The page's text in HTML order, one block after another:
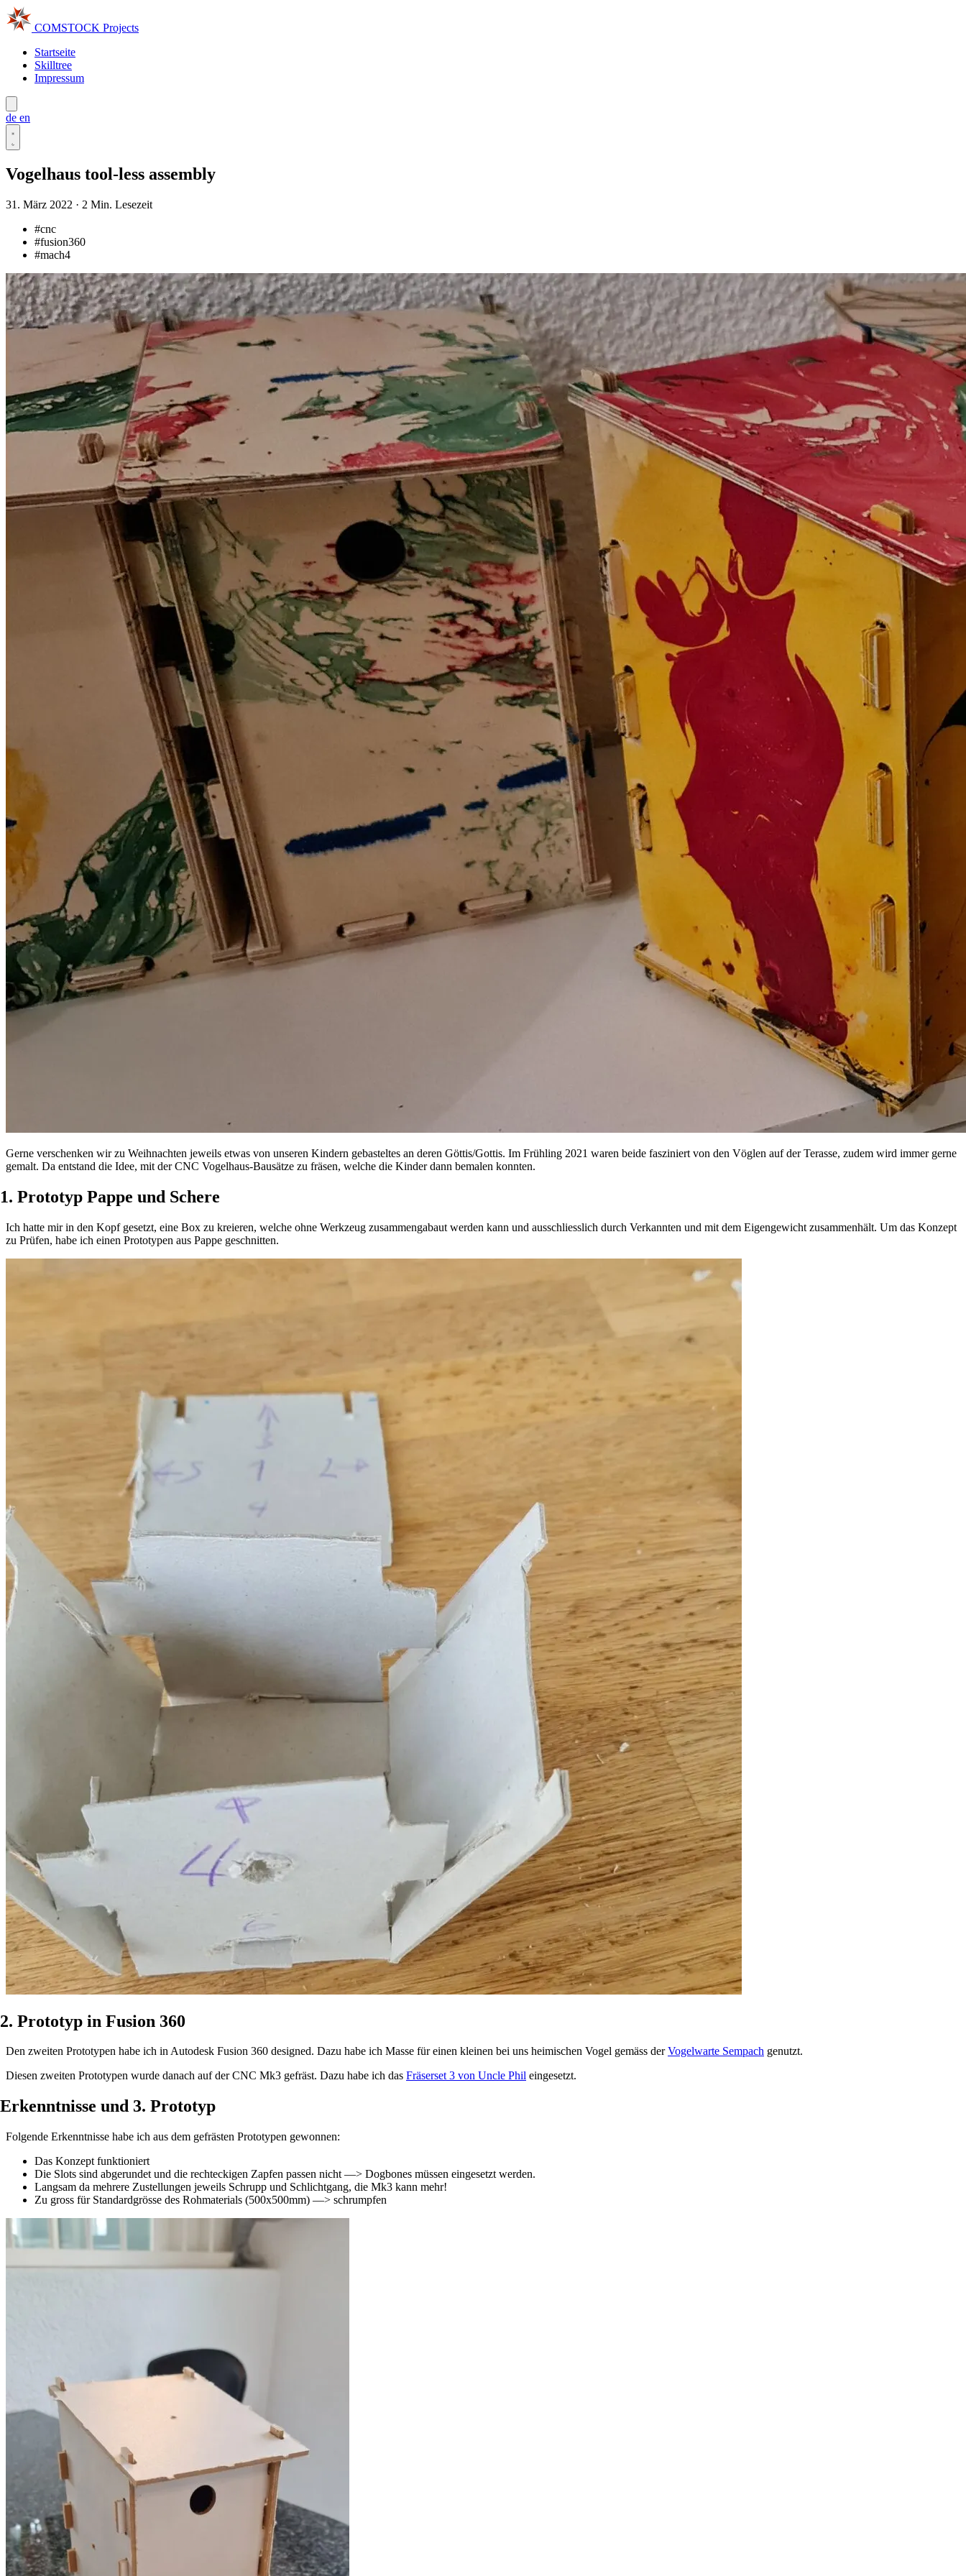
COMSTOCK Projects
Startseite
Skilltree
Impressum
de en
Vogelhaus tool-less assembly
31. März 2022 · 2 Min. Lesezeit
#cnc
#fusion360
#mach4
Gerne verschenken wir zu Weihnachten jeweils etwas von unseren Kindern gebasteltes an deren Göttis/Gottis. Im Frühling 2021 waren beide fasziniert von den Vöglen auf der Terasse, zudem wird immer gerne
gemalt. Da entstand die Idee, mit der CNC Vogelhaus-Bausätze zu fräsen, welche die Kinder dann bemalen konnten.
1. Prototyp Pappe und Schere
Ich hatte mir in den Kopf gesetzt, eine Box zu kreieren, welche ohne Werkzeug zusammengabaut werden kann und ausschliesslich durch Verkannten und mit dem Eigengewicht zusammenhält. Um das Konzept
zu Prüfen, habe ich einen Prototypen aus Pappe geschnitten.
2. Prototyp in Fusion 360
Den zweiten Prototypen habe ich in Autodesk Fusion 360 designed. Dazu habe ich Masse für einen kleinen bei uns heimischen Vogel gemäss derVogelwarte Sempach genutzt.
Diesen zweiten Prototypen wurde danach auf der CNC Mk3 gefräst. Dazu habe ich das Fräserset 3 von Uncle Phil eingesetzt.
Erkenntnisse und 3. Prototyp
Folgende Erkenntnisse habe ich aus dem gefrästen Prototypen gewonnen:
Das Konzept funktioniert
Die Slots sind abgerundet und die rechteckigen Zapfen passen nicht —> Dogbones müssen eingesetzt werden.
Langsam da mehrere Zustellungen jeweils Schrupp und Schlichtgang, die Mk3 kann mehr!
Zu gross für Standardgrösse des Rohmaterials (500x500mm) —> schrumpfen